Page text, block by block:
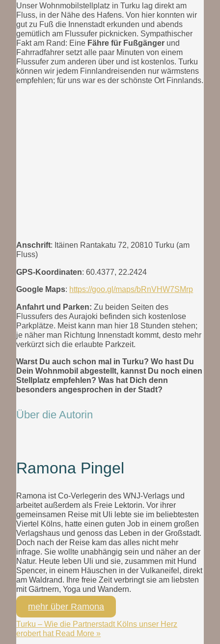
Unser Wohnmobilstellplatz in Turku lag direkt am
Fluss, in der Nähe des Hafens. Von hier konnten wir
gut zu Fuß die Innenstadt erkunden und abends
gemütlich am Flussufer picknicken. Sympathischer
Fakt am Rand: Eine Fähre für Fußgänger und
Fahrradfahrer setzt alle paar Minuten von einem
Flussufer zum anderen über und ist kostenlos. Turku
können wir jedem Finnlandreisenden nur wärmstens
empfehlen; für uns war es der schönste Ort Finnlands.
Anschrift: Itäinen Rantakatu 72, 20810 Turku (am
Fluss)
GPS-Koordinaten: 60.4377, 22.2424
Google Maps: https://goo.gl/maps/bRnVHW7SMrp
Anfahrt und Parken: Zu beiden Seiten des
Flussufers des Aurajoki befinden sich kostenlose
Parkplätze. Meist kann man hier 18 Stunden stehen;
je näher man Richtung Innenstadt kommt, desto mehr
verkürzt sich die erlaubte Parkzeit.
Warst Du auch schon mal in Turku? Wo hast Du
Dein Wohnmobil abgestellt, kannst Du noch einen
Stellplatz empfehlen? Was hat Dich denn
besonders angesprochen in der Stadt?
Über die Autorin
Ramona Pingel
Ramona ist Co-Verlegerin des WNJ-Verlags und
arbeitet außerdem als Freie Lektorin. Vor ihrer
gemeinsamen Reise mit Uli lebte sie im beliebtesten
Viertel Kölns, hatte einen guten Job in einem großen
Verlagshaus und genoss das Leben in der Großstadt.
Doch nach der Reise kam das alles nicht mehr
infrage. Sie wollte unabhängig sein und näher an der
Natur. Heute leben Uli und sie, zusammen mit Hund
Spencer, in einem Häuschen in der Vulkaneifel, direkt
am Waldrand. Ihre freie Zeit verbringt sie am liebsten
mit Gärtnern, Yoga und Wandern.
mehr über Ramona
Turku – Wie die Partnerstadt Kölns unser Herz
erobert hatRead More »